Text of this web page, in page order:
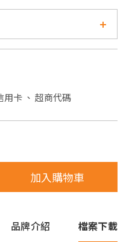
用卡 、 超商代碼
加入購物車
品牌介紹 檔案下載